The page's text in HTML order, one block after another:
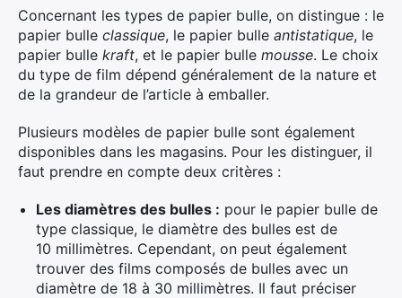
Concernant les types de papier bulle, on distingue : le
papier bulle classique, le papier bulle antistatique, le
papier bulle kraft, et le papier bulle mousse. Le choix
du type de film dépend généralement de la nature et
de la grandeur de l’article à emballer.
Plusieurs modèles de papier bulle sont également
disponibles dans les magasins. Pour les distinguer, il
faut prendre en compte deux critères :
Les diamètres des bulles : pour le papier bulle de
type classique, le diamètre des bulles est de
10 millimètres. Cependant, on peut également
trouver des films composés de bulles avec un
diamètre de 18 à 30 millimètres. Il faut préciser